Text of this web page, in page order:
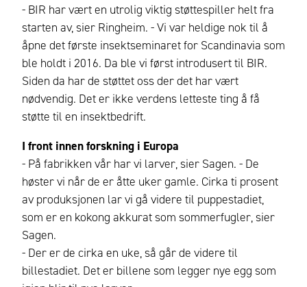
- BIR har vært en utrolig viktig støttespiller helt fra
starten av, sier Ringheim. - Vi var heldige nok til å
åpne det første insektseminaret for Scandinavia som
ble holdt i 2016. Da ble vi først introdusert til BIR.
Siden da har de støttet oss der det har vært
nødvendig. Det er ikke verdens letteste ting å få
støtte til en insektbedrift.
I front innen forskning i Europa
- På fabrikken vår har vi larver, sier Sagen. - De
høster vi når de er åtte uker gamle. Cirka ti prosent
av produksjonen lar vi gå videre til puppestadiet,
som er en kokong akkurat som sommerfugler, sier
Sagen.
- Der er de cirka en uke, så går de videre til
billestadiet. Det er billene som legger nye egg som